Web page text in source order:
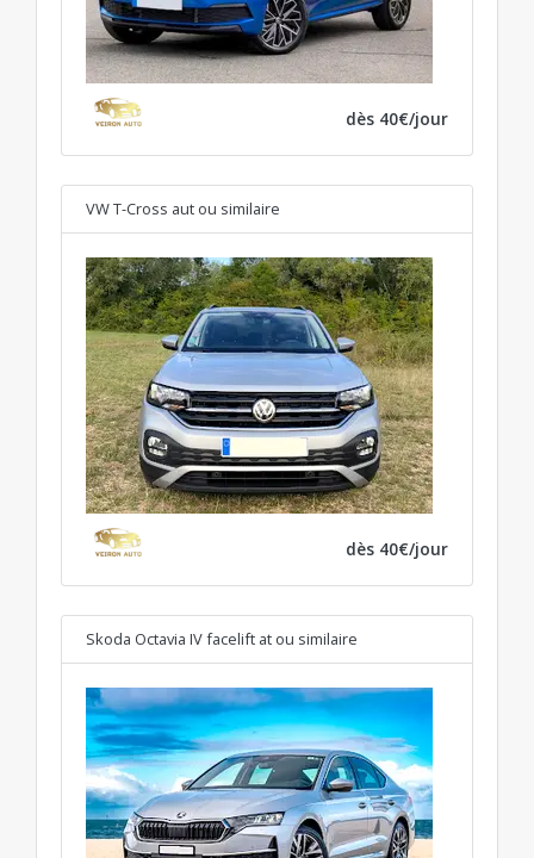
dès 40€/jour
VW T-Cross aut ou similaire
dès 40€/jour
Skoda Octavia IV facelift at ou similaire